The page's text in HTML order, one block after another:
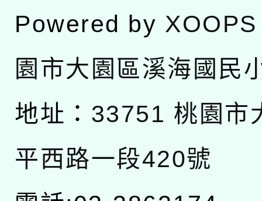
Powered by XOOPS
園市大園區溪海國民
地址： 33751 桃園市
平西路一段420號